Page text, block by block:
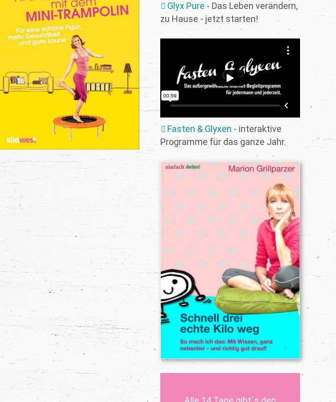
Glyx Pure - Das Leben verändern,
zu Hause - jetzt starten!
Fasten & Glyxen - interaktive
Programme für das ganze Jahr.